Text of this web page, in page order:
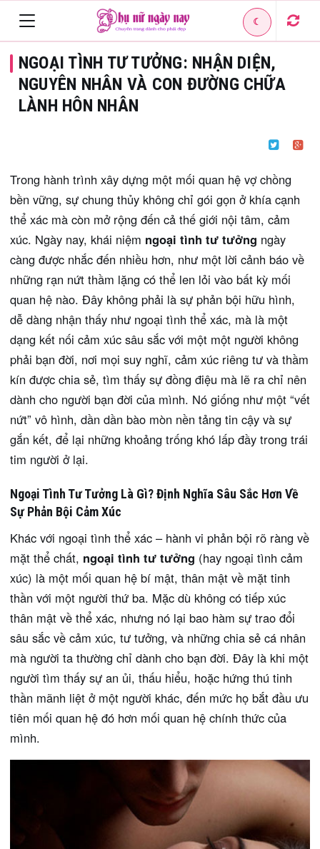
navigation
☾
NGOẠI TÌNH TƯ TƯỞNG: NHẬN DIỆN,
NGUYÊN NHÂN VÀ CON ĐƯỜNG CHỮA
LÀNH HÔN NHÂN
Trong hành trình xây dựng một mối quan hệ vợ chồng
bền vững, sự chung thủy không chỉ gói gọn ở khía cạnh
thể xác mà còn mở rộng đến cả thế giới nội tâm, cảm
xúc. Ngày nay, khái niệm ngoại tình tư tưởng ngày
càng được nhắc đến nhiều hơn, như một lời cảnh báo về
những rạn nứt thầm lặng có thể len lỏi vào bất kỳ mối
quan hệ nào. Đây không phải là sự phản bội hữu hình,
dễ dàng nhận thấy như ngoại tình thể xác, mà là một
dạng kết nối cảm xúc sâu sắc với một một người không
phải bạn đời, nơi mọi suy nghĩ, cảm xúc riêng tư và thầm
kín được chia sẻ, tìm thấy sự đồng điệu mà lẽ ra chỉ nên
dành cho người bạn đời của mình. Nó giống như một “vết
nứt” vô hình, dần dần bào mòn nền tảng tin cậy và sự
gắn kết, để lại những khoảng trống khó lấp đầy trong trái
tim người ở lại.
Ngoại Tình Tư Tưởng Là Gì? Định Nghĩa Sâu Sắc Hơn Về
Sự Phản Bội Cảm Xúc
Khác với ngoại tình thể xác – hành vi phản bội rõ ràng về
mặt thể chất, ngoại tình tư tưởng (hay ngoại tình cảm
xúc) là một mối quan hệ bí mật, thân mật về mặt tinh
thần với một người thứ ba. Mặc dù không có tiếp xúc
thân mật về thể xác, nhưng nó lại bao hàm sự trao đổi
sâu sắc về cảm xúc, tư tưởng, và những chia sẻ cá nhân
mà người ta thường chỉ dành cho bạn đời. Đây là khi một
người tìm thấy sự an ủi, thấu hiểu, hoặc hứng thú tinh
thần mãnh liệt ở một người khác, đến mức họ bắt đầu ưu
tiên mối quan hệ đó hơn mối quan hệ chính thức của
mình.